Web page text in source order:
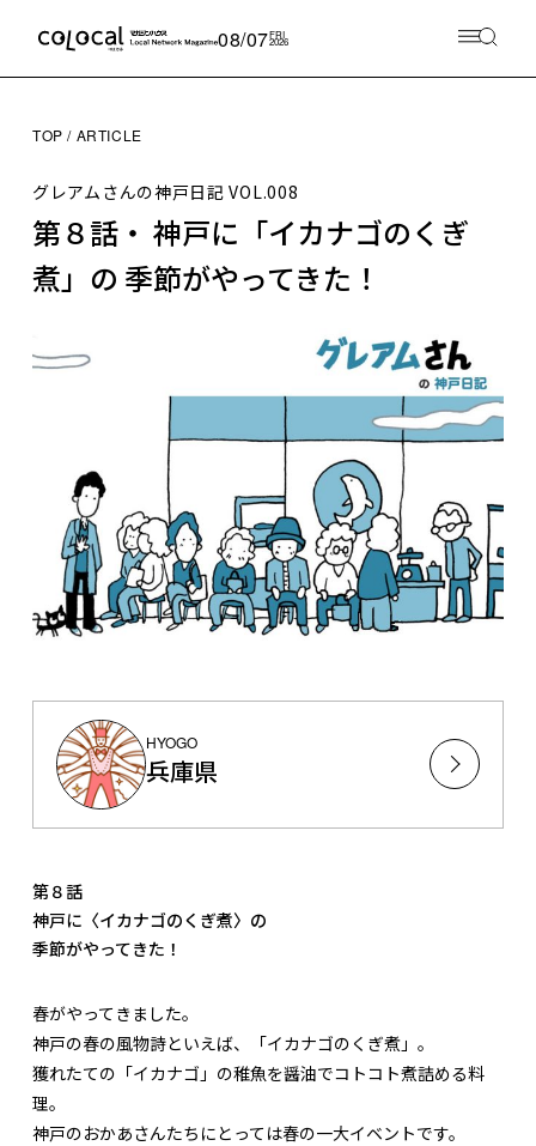
08/07FRI
2026
TOP ARTICLE
グレアムさんの神戸日記VOL.008
第８話・ 神戸に「イカナゴのくぎ
煮」の 季節がやってきた！
HYOGO
兵庫県
第８話
神戸に〈イカナゴのくぎ煮〉の
季節がやってきた！
春がやってきました。
神戸の春の風物詩といえば、「イカナゴのくぎ煮」。
獲れたての「イカナゴ」の稚魚を醤油でコトコト煮詰める料
理。
神戸のおかあさんたちにとっては春の一大イベントです。